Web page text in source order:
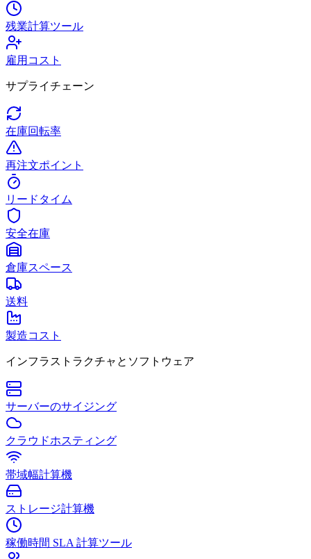
残業計算ツール
雇用コスト
サプライチェーン
在庫回転率
再注文ポイント
リードタイム
安全在庫
倉庫スペース
送料
製造コスト
インフラストラクチャとソフトウェア
サーバーのサイジング
クラウドホスティング
帯域幅計算機
ストレージ計算機
稼働時間 SLA 計算ツール